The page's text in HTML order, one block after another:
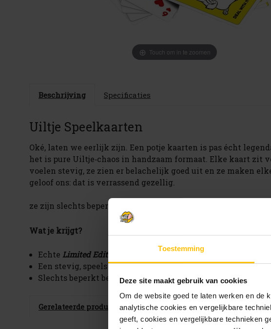
Toestemming
Deze site maakt gebruik van cookies
Om de website goed te laten werken en de
analytische cookies en vergelijkbare
geeft, cookies en vergelijkbare technieken
Touch om in te zoomen
Beschrijving Specificaties
Uiltje Speelkaarten
Oké, laten we eerlijk zijn. Een potje kaarten is pas écht
het is pure Uiltje‑chaos in handzaam formaat. Elke kaart
voelen stevig, ze zien er belachelijk goed uit en ze maken
geloof ons: dat is verrassend gezellig.
ze zijn slechts beperkt op voorraad, OP = OP
Wat je krijgt?
Echte Limited Edition
Uiltje speelkaarten!
Een stevig, speels en heerlijk brutaal deck vol
Slechts beperkt beschikbaar, OP = OP
Gerelateerde producten